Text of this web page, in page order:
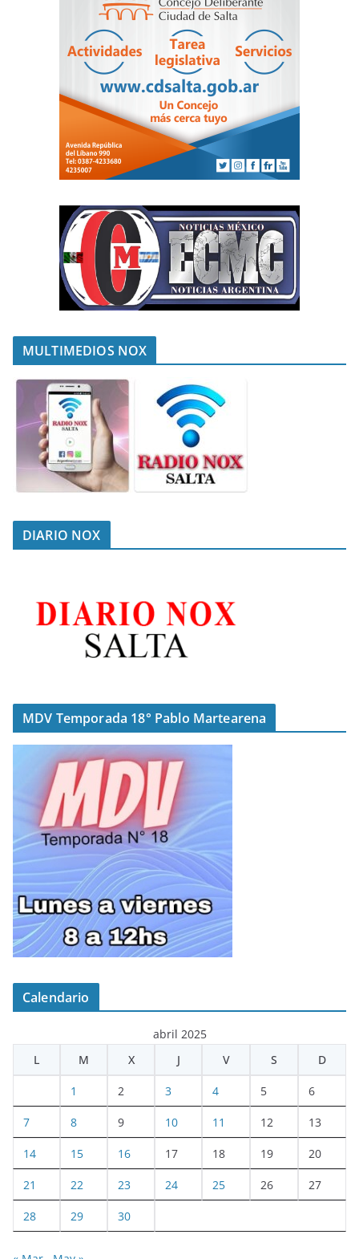
MULTIMEDIOS NOX
DIARIO NOX
MDV Temporada 18° Pablo Martearena
Calendario
abril 2025
L
M X J V S D
1 2 3 4 5 6
7 8 9 10 11 12 13
14 15 16 17 18 19 20
21 22 23 24 25 26 27
28 29 30